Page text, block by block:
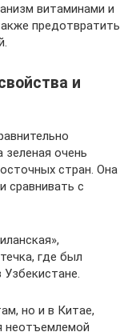
витаминами и
предотвратить
и
зеленая очень
стран. Она
сравнивать с
где был
но и в Китае,
неотъемлемой